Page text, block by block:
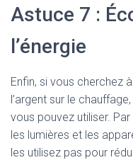
Astuce 7 :
l’énergie
Enfin, si vous cherchez
l’argent sur le
vous pouvez utiliser.
les lumières et les
les utilisez pas pour